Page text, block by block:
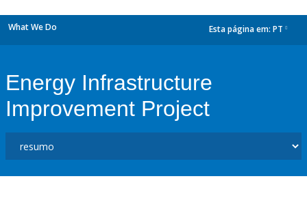
What We Do Esta página em: PT
Energy Infrastructure
Improvement Project